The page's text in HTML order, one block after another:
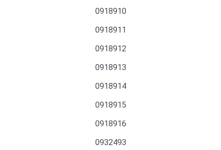
0918910
0918911
0918912
0918913
0918914
0918915
0918916
0932493